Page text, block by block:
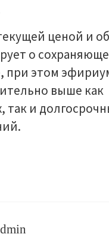
ценой и
о
при этом
выше как
так и